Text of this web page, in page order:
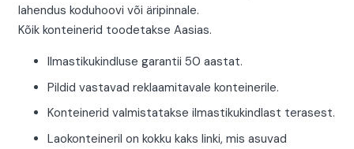
lahendus koduhoovi või äripinnale.
Kõik konteinerid toodetakse Aasias.
Ilmastikukindluse garantii 50 aastat.
Pildid vastavad reklaamitavale konteinerile.
Konteinerid valmistatakse ilmastikukindlast terasest.
Laokonteineril on kokku kaks linki, mis asuvad